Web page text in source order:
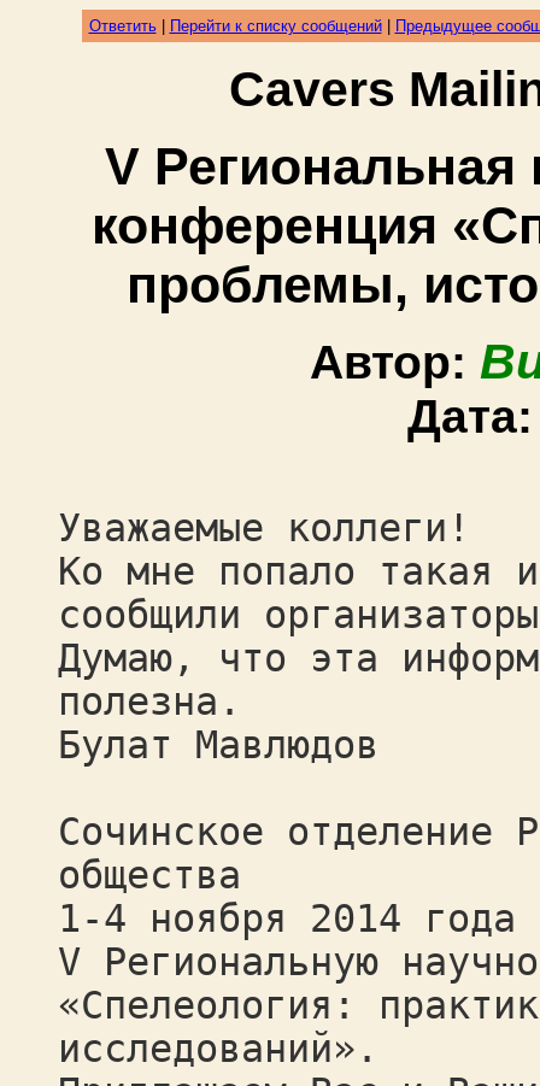
Ответить| Перейти к списку сообщений| Предыдущее
Cavers
V Региональная
конференция
проблемы,
Автор:
Уважаемые коллеги!
Ко мне попало такая
сообщили
Думаю, что эта
полезна.
Булат Мавлюдов
Сочинское отделение
общества
1-4 ноября 2014 года
V Региональную
«Спелеология:
исследований».